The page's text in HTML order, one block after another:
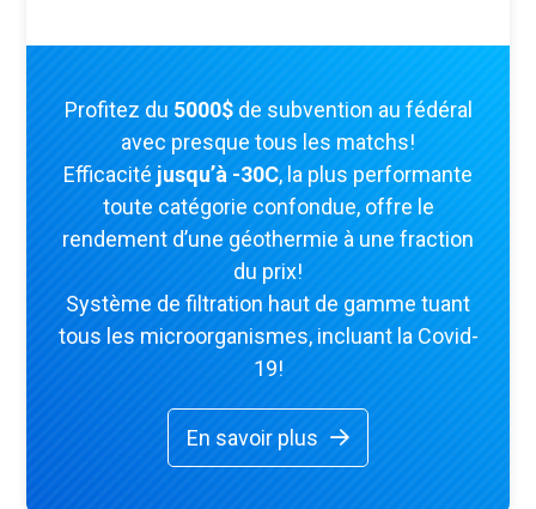
Profitez du 5000$de subvention au fédéral
avec presque tous les matchs!
Efficacité jusqu’à -30C, la plus performante
toute catégorie confondue, offre le
rendement d’une géothermie à une fraction
du prix!
Système de filtration haut de gamme tuant
tous les microorganismes, incluant la Covid-
19!
En savoir plus